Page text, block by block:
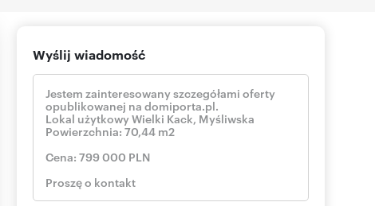
Wyślij wiadomość